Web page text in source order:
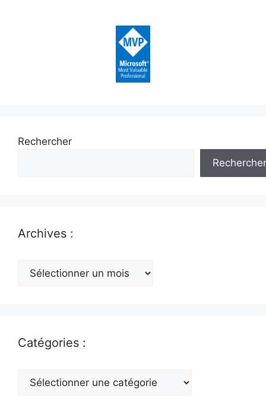
Rechercher
Rechercher
Archives :
Archives
Catégories :
Catégories